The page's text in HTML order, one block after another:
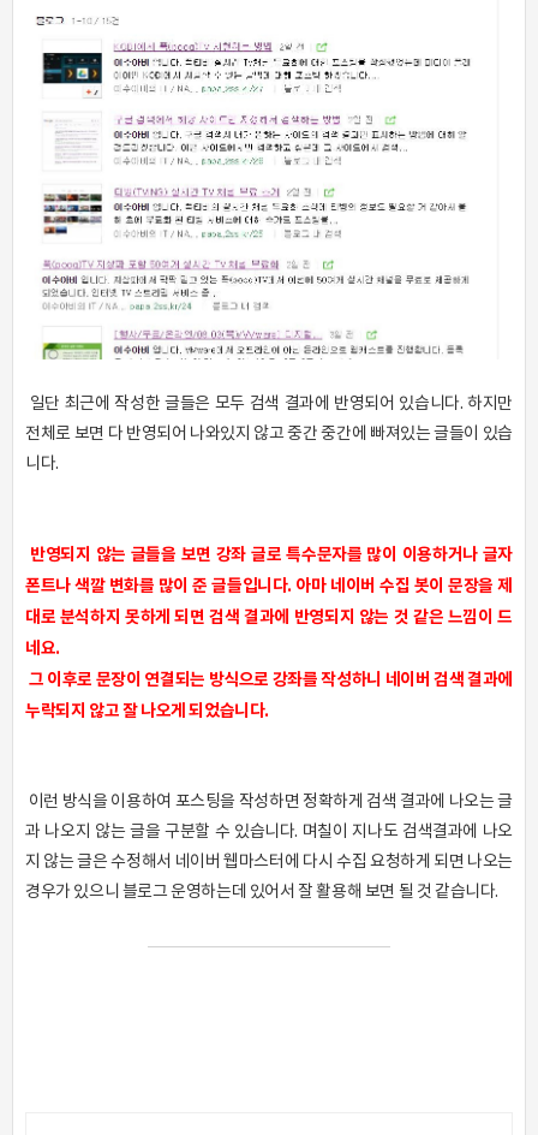
일단 최근에 작성한 글들은 모두 검색 결과에 반영되어 있습니다. 하지만
전체로 보면 다 반영되어 나와있지 않고 중간 중간에 빠져있는 글들이 있습
니다.
반영되지 않는 글들을 보면 강좌 글로 특수문자를 많이 이용하거나 글자
폰트나 색깔 변화를 많이 준 글들입니다. 아마 네이버 수집 봇이 문장을 제
대로 분석하지 못하게 되면 검색 결과에 반영되지 않는 것 같은 느낌이 드
네요.
그 이후로 문장이 연결되는 방식으로 강좌를 작성하니 네이버 검색 결과에
누락되지 않고 잘 나오게 되었습니다.
이런 방식을 이용하여 포스팅을 작성하면 정확하게 검색 결과에 나오는 글
과 나오지 않는 글을 구분할 수 있습니다. 며칠이 지나도 검색결과에 나오
지 않는 글은 수정해서 네이버 웹마스터에 다시 수집 요청하게 되면 나오는
경우가 있으니 블로그 운영하는데 있어서 잘 활용해 보면 될 것 같습니다.